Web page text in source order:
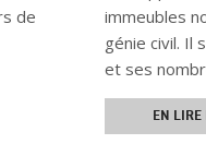
de
immeubles
génie civil. Il
et ses
EN LIRE